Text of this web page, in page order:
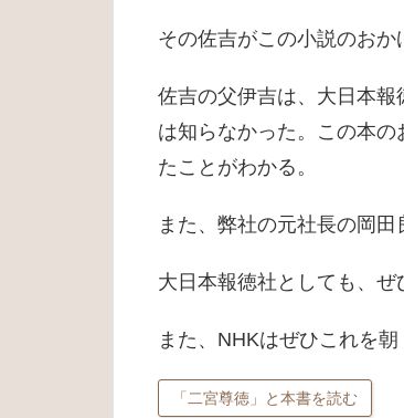
その佐吉がこの小説のおか
佐吉の父伊吉は、大日本
は知らなかった。この本
たことがわかる。
また、弊社の元社長の岡田
大日本報徳社としても、ぜ
また、NHKはぜひこれを朝
「二宮尊徳」と本書を読む